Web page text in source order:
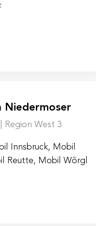
Niedermoser
Region West 3
Innsbruck, Mobil
Reutte, Mobil Wörgl